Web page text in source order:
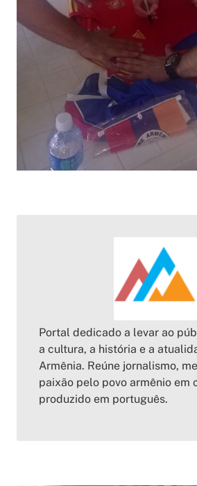
Portal dedicado a levar ao
a cultura, a história e a
Armênia. Reúne jornalismo,
paixão pelo povo armênio em
produzido em português.